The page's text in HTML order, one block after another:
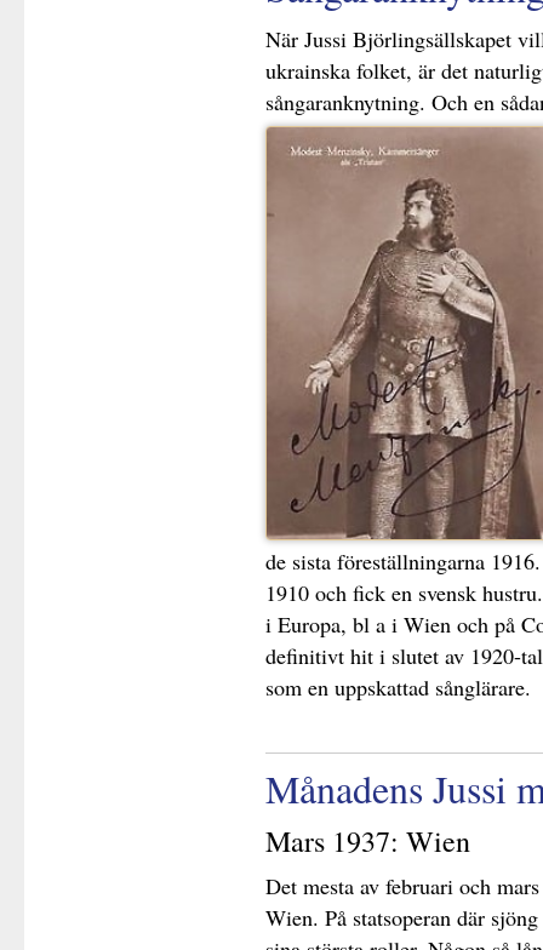
När Jussi Björlingsällskapet
ukrainska folket, är det
sångaranknytning. Och en
de sista föreställningarna
1910 och fick en svensk
i Europa, bl a i Wien och på
definitivt hit i slutet av 1920-
som en uppskattad sånglärare.
Månadens Jussi
Mars 1937: Wien
Det mesta av februari och
Wien. På statsoperan där